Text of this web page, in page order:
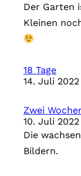
Der Garten
Kleinen
18 Tage
14. Juli 2022
Zwei
10. Juli 2022
Die
Bildern.